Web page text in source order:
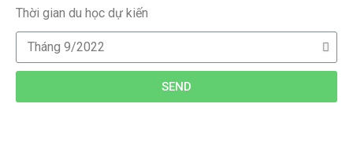
Thời gian du học dự kiến
SEND